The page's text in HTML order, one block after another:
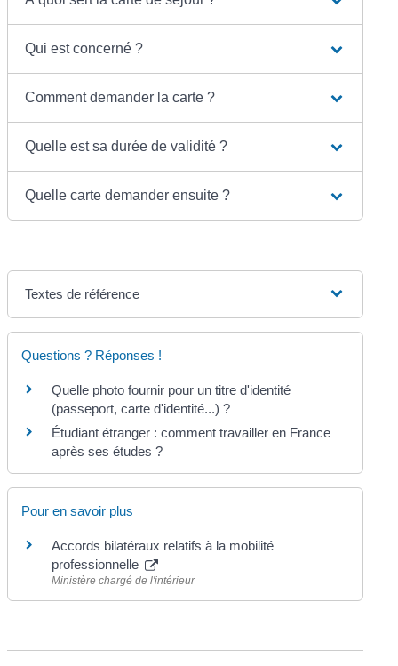
Qui est concerné ?
Comment demander la carte ?
Quelle est sa durée de validité ?
Quelle carte demander ensuite ?
Textes de référence
Questions ? Réponses !
Quelle photo fournir pour un titre d'identité
(passeport, carte d'identité...) ?
Étudiant étranger : comment travailler en France
après ses études ?
Pour en savoir plus
Accords bilatéraux relatifs à la mobilité
professionnelle
Ministère chargé de l'intérieur